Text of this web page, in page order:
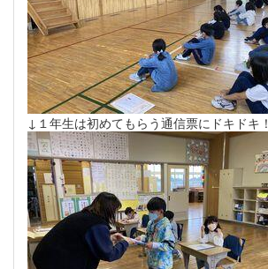
↓１年生は初めてもらう通信票にドキドキ！